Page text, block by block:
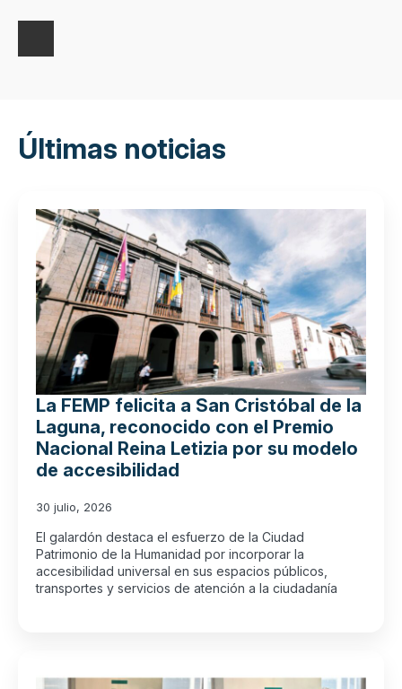
Últimas noticias
La FEMP felicita a San Cristóbal de la
Laguna, reconocido con el Premio
Nacional Reina Letizia por su modelo
de accesibilidad
30 julio, 2026
El galardón destaca el esfuerzo de la Ciudad
Patrimonio de la Humanidad por incorporar la
accesibilidad universal en sus espacios públicos,
transportes y servicios de atención a la ciudadanía